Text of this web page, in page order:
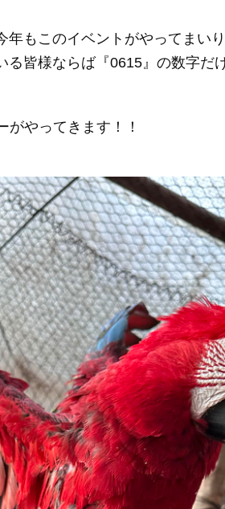
もこのイベントがやってまいり
る皆様ならば『0615』の数字だ
やってきます！！